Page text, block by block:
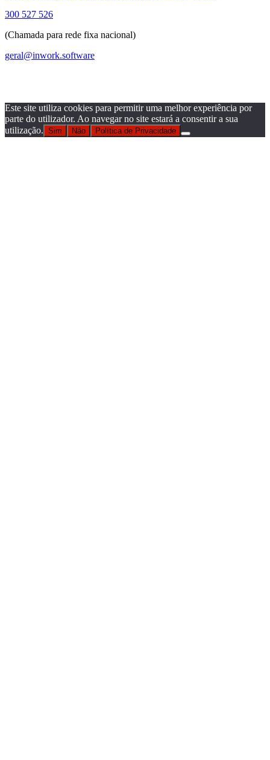
300 527 526
(Chamada para rede fixa nacional)
geral@inwork.software
Este site utiliza cookies para permitir uma melhor experiência por
parte do utilizador. Ao navegar no site estará a consentir a sua
utilização. Sim Não Política de Privacidade